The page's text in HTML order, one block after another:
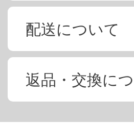
配送について
返品・交換に